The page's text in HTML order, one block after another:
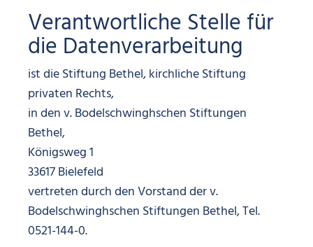
Verantwortliche Stelle für
die Datenverarbeitung
ist die Stiftung Bethel, kirchliche Stiftung
privaten Rechts,
in den v. Bodelschwinghschen Stiftungen
Bethel,
Königsweg 1
33617 Bielefeld
vertreten durch den Vorstand der v.
Bodelschwinghschen Stiftungen Bethel, Tel.
0521-144-0.